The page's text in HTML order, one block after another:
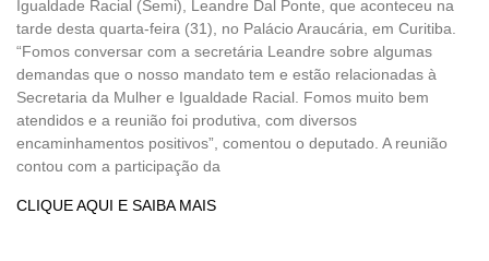
Igualdade Racial (Semi), Leandre Dal Ponte, que aconteceu na
tarde desta quarta-feira (31), no Palácio Araucária, em Curitiba.
“Fomos conversar com a secretária Leandre sobre algumas
demandas que o nosso mandato tem e estão relacionadas à
Secretaria da Mulher e Igualdade Racial. Fomos muito bem
atendidos e a reunião foi produtiva, com diversos
encaminhamentos positivos”, comentou o deputado. A reunião
contou com a participação da
CLIQUE AQUI E SAIBA MAIS